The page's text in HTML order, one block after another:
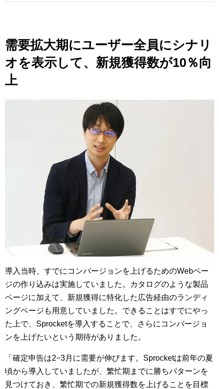
需要拡大期にユーザー全員にシナリ
オを表示して、新規獲得数が10％向
上
導入当時、すでにコンバージョンを上げるためのWebペー
ジの作り込みは実施していました。カタログのような製品
ページに加えて、新規獲得に特化した広告経由のランディ
ングページも用意していました。できることはすでにやっ
た上で、Sprocketを導入することで、さらにコンバージョ
ンを上げたいという期待がありました。
「確定申告は2−3月に需要が伸びます。Sprocketは前年の夏
頃から導入していましたが、繁忙期までに勝ちパターンを
見つけておき、繁忙期での新規獲得数を上げることを目標